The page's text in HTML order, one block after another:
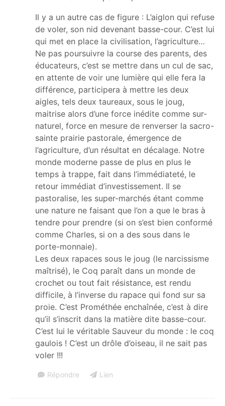
Il y a un autre cas de figure : L’aiglon qui refuse
de voler, son nid devenant basse-cour. C’est lui
qui met en place la civilisation, l’agriculture…
Ne pas poursuivre la course des parents, des
éducateurs, c’est se mettre dans un cul de sac,
en attente de voir une lumière qui elle fera la
différence, participera à mettre les deux
aigles, tels deux taureaux, sous le joug,
maitrise alors d’une force inédite comme sur-
naturel, force en mesure de renverser la sacro-
sainte prairie pastorale, émergence de
l’agriculture, d’un résultat en décalage. Notre
monde moderne passe de plus en plus le
temps à trappe, fait dans l’immédiateté, le
retour immédiat d’investissement. Il se
pastoralise, les super-marchés étant comme
une nature ne faisant que l’on a que le bras à
tendre pour prendre (si on s’est bien conformé
comme Charles, si on a des sous dans le
porte-monnaie).
Les deux rapaces sous le joug (le narcissisme
maîtrisé), le Coq paraît dans un monde de
crochet ou tout fait résistance, est rendu
difficile, à l’inverse du rapace qui fond sur sa
proie. C’est Prométhée enchaînée, c’est à dire
qu’il s’inscrit dans la matière dite basse-cour.
C’est lui le véritable Sauveur du monde : le coq
gaulois ! C’est un drôle d’oiseau, il ne sait pas
voler !!!
Répondre Lien